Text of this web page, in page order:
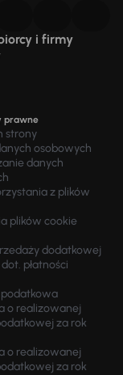
i firmy
prawne
strony
osobowych
danych
z plików
plików cookie
dodatkowej
płatności
o realizowanej
za rok
o realizowanej
za rok